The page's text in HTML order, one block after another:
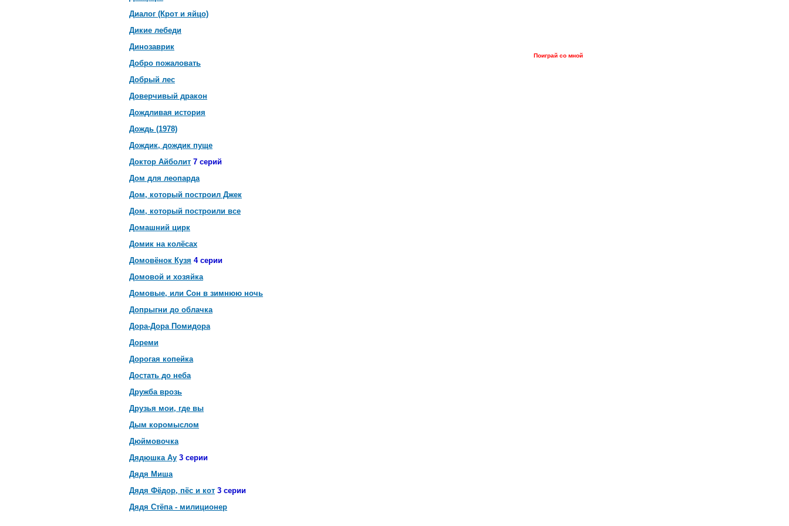
Диалог (Крот и яйцо)
Дикие лебеди
Динозаврик
Добро пожаловать
Добрый лес
Доверчивый дракон
Дождливая история
Дождь (1978)
Дождик, дождик пуще
Доктор Айболит 7 серий
Дом для леопарда
Дом, который построил Джек
Дом, который построили все
Домашний цирк
Домик на колёсах
Домовёнок Кузя 4 серии
Домовой и хозяйка
Домовые, или Сон в зимнюю ночь
Допрыгни до облачка
Дора-Дора Помидора
Дореми
Дорогая копейка
Достать до неба
Дружба врозь
Друзья мои, где вы
Дым коромыслом
Дюймовочка
Дядюшка Ау 3 серии
Дядя Миша
Дядя Фёдор, пёс и кот 3 серии
Дядя Стёпа - милиционер
Поиграй со мной